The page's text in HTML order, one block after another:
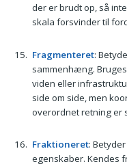
der er brudt op, så
skala forsvinder til
Fragmenteret:
sammenhæng.
viden eller
side om side, men
overordnet retning
Fraktioneret:
egenskaber. Kendes